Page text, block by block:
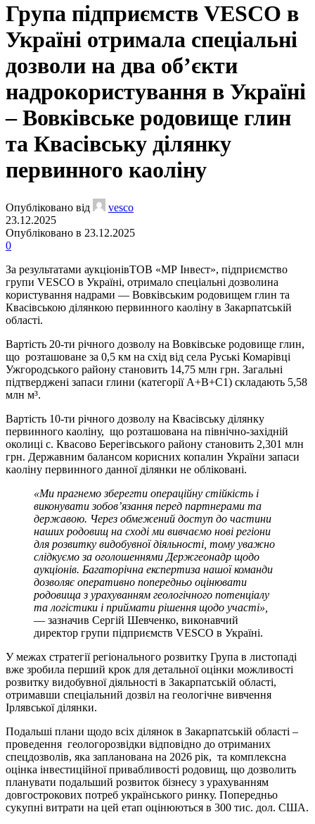
Група підприємств VESCO в
Україні отримала спеціальні
дозволи на два об’єкти
надрокористування в Україні
– Вовківське родовище глин
та Квасівську ділянку
первинного каоліну
Опубліковано від
vesco
23.12.2025
Опубліковано в 23.12.2025
0
За результатами аукціонівТОВ «МР Інвест», підприємство
групи VESCO в Україні, отримало спеціальні дозволина
користування надрами — Вовківським родовищем глин та
Квасівською ділянкою первинного каоліну в Закарпатській
області.
Вартість 20-ти річного дозволу на Вовківське родовище глин,
що розташоване за 0,5 км на схід від села Руські Комарівці
Ужгородського району становить 14,75 млн грн. Загальні
підтверджені запаси глини (категорії А+В+С1) складають 5,58
млн м³.
Вартість 10-ти річного дозволу на Квасівську ділянку
первинного каоліну, що розташована на північно-західній
околиці с. Квасово Берегівського району становить 2,301 млн
грн. Державним балансом корисних копалин України запаси
каоліну первинного данної ділянки не обліковані.
«Ми прагнемо зберегти операційну стійкість і
виконувати зобов’язання перед партнерами та
державою. Через обмежений доступ до частини
наших родовищ на сході ми вивчаємо нові регіони
для розвитку видобувної діяльності, тому уважно
слідкуємо за оголошеннями Держгеонадр щодо
аукціонів. Багаторічна експертиза нашої команди
дозволяє оперативно попередньо оцінювати
родовища з урахуванням геологічного потенціалу
та логістики і приймати рішення щодо участі»,
— зазначив Сергій Шевченко, виконавчий
директор групи підприємств VESCO в Україні.
У межах стратегії регіонального розвитку Група в листопаді
вже зробила перший крок для детальної оцінки можливості
розвитку видобувної діяльності в Закарпатській області,
отримавши спеціальний дозвіл на геологічне вивчення
Ірлявської ділянки.
Подальші плани щодо всіх ділянок в Закарпатській області –
проведення геологорозвідки відповідно до отриманих
спецдозволів, яка запланована на 2026 рік, та комплексна
оцінка інвестиційної привабливості родовищ, що дозволить
планувати подальший розвиток бізнесу з урахуванням
довгострокових потреб українського ринку. Попередньо
сукупні витрати на цей етап оцінюються в 300 тис. дол. США.